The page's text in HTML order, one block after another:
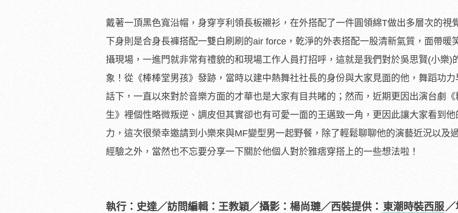
戴著一頂黑色寬沿帽，身穿亨利領長板襯衫，在外搭配了一件圓領綿T做出多層次的視
下身則是合身長褲搭配一雙白刷刷的air force，乾淨的外表搭配一股清新氣質，面帶暖
攝現場，一進門就非常有禮貌的和現場工作人員打招呼，這就是我們對於吳思賢(小樂)
象！從《棒棒堂男孩》發跡，當時以建中熱舞社社長的身份與大家見面的他，舞蹈功力
話下，一直以來對於音樂方面的才華也是大家有目共睹的；然而，近期更因出演台劇《
生》裡個性略微叛逆、調皮但其實卻也有可愛一面的王邁致一角，更因此讓大家看到他
力，這次很榮幸邀請到小樂來與MF變型男一起野餐，除了輕鬆聊聊他的演藝近況以及
經驗之外，當然也不忘要分享一下關於他個人對於雅痞穿搭上的一些想法啦！
執行：史達／訪問編輯：王教穎／攝影：楊尚璉／西裝提供： 東潮時裝西服